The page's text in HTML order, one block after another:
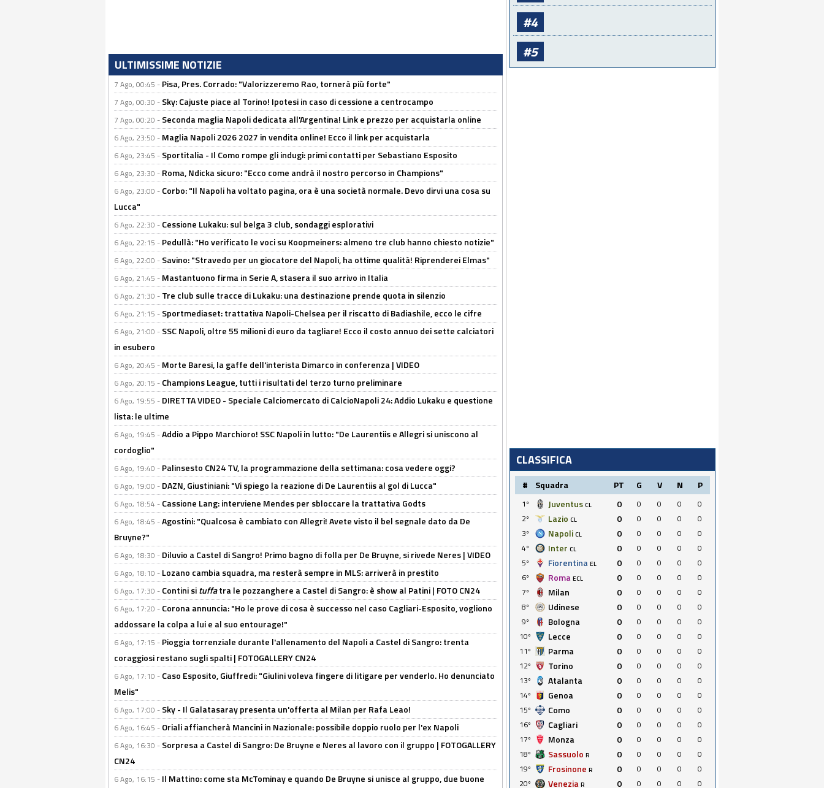
ULTIMISSIME NOTIZIE
7 Ago, 00:45 - Pisa, Pres. Corrado: "Valorizzeremo Rao, tornerà più forte"
7 Ago, 00:30 - Sky: Cajuste piace al Torino! Ipotesi in caso di cessione a centrocampo
7 Ago, 00:20 - Seconda maglia Napoli dedicata all'Argentina! Link e prezzo per acquistarla online
6 Ago, 23:50 - Maglia Napoli 2026 2027 in vendita online! Ecco il link per acquistarla
6 Ago, 23:45 - Sportitalia - Il Como rompe gli indugi: primi contatti per Sebastiano Esposito
6 Ago, 23:30 - Roma, Ndicka sicuro: "Ecco come andrà il nostro percorso in Champions"
6 Ago, 23:00 - Corbo: "Il Napoli ha voltato pagina, ora è una società normale. Devo dirvi una cosa su
Lucca"
6 Ago, 22:30 - Cessione Lukaku: sul belga 3 club, sondaggi esplorativi
6 Ago, 22:15 - Pedullà: "Ho verificato le voci su Koopmeiners: almeno tre club hanno chiesto notizie"
6 Ago, 22:00 - Savino: "Stravedo per un giocatore del Napoli, ha ottime qualità! Riprenderei Elmas"
6 Ago, 21:45 - Mastantuono firma in Serie A, stasera il suo arrivo in Italia
6 Ago, 21:30 - Tre club sulle tracce di Lukaku: una destinazione prende quota in silenzio
6 Ago, 21:15 - Sportmediaset: trattativa Napoli-Chelsea per il riscatto di Badiashile, ecco le cifre
6 Ago, 21:00 - SSC Napoli, oltre 55 milioni di euro da tagliare! Ecco il costo annuo dei sette calciatori
in esubero
6 Ago, 20:45 - Morte Baresi, la gaffe dell'interista Dimarco in conferenza | VIDEO
6 Ago, 20:15 - Champions League, tutti i risultati del terzo turno preliminare
6 Ago, 19:55 - DIRETTA VIDEO - Speciale Calciomercato di CalcioNapoli 24: Addio Lukaku e questione
lista: le ultime
6 Ago, 19:45 -Addio a Pippo Marchioro! SSC Napoli in lutto: "De Laurentiis e Allegri si uniscono al
cordoglio"
6 Ago, 19:40 - Palinsesto CN24 TV, la programmazione della settimana: cosa vedere oggi?
6 Ago, 19:00 - DAZN, Giustiniani: "Vi spiego la reazione di De Laurentiis al gol di Lucca"
6 Ago, 18:54 - Cassione Lang: interviene Mendes per sbloccare la trattativa Godts
6 Ago, 18:45 -Agostini: "Qualcosa è cambiato con Allegri! Avete visto il bel segnale dato da De
Bruyne?"
6 Ago, 18:30 - Diluvio a Castel di Sangro! Primo bagno di folla per De Bruyne, si rivede Neres | VIDEO
6 Ago, 18:10 - Lozano cambia squadra, ma resterà sempre in MLS: arriverà in prestito
6 Ago, 17:30 - Contini situffatra le pozzanghere a Castel di Sangro: è show al Patini | FOTO CN24
6 Ago, 17:20 - Corona annuncia: "Ho le prove di cosa è successo nel caso Cagliari-Esposito, vogliono
addossare la colpa a lui e al suo entourage!"
6 Ago, 17:15 - Pioggia torrenziale durante l'allenamento del Napoli a Castel di Sangro: trenta
coraggiosi restano sugli spalti | FOTOGALLERY CN24
6 Ago, 17:10 - Caso Esposito, Giuffredi: "Giulini voleva fingere di litigare per venderlo. Ho denunciato
Melis"
6 Ago, 17:00 - Sky - Il Galatasaray presenta un'offerta al Milan per Rafa Leao!
6 Ago, 16:45 - Oriali affiancherà Mancini in Nazionale: possibile doppio ruolo per l'ex Napoli
6 Ago, 16:30 - Sorpresa a Castel di Sangro: De Bruyne e Neres al lavoro con il gruppo | FOTOGALLERY
CN24
6 Ago, 16:15 - Il Mattino: come sta McTominay e quando De Bruyne si unisce al gruppo, due buone
#4
#5
CLASSIFICA
# Squadra PT G V N P
1º Juventus CL 0 0 0 0
0
2º
Lazio CL 0 0 0 0
0
3º
Napoli CL 0 0 0 0
0
4º
Inter CL 0 0 0 0
0
5º
Fiorentina EL 0 0 0 0
0
6º
Roma ECL 0 0 0 0
0
7º
Milan 0 0 0 0
0
8º
Udinese 0 0 0 0
0
9º
Bologna 0 0 0 0
0
10º
Lecce 0 0 0 0
0
11º
Parma 0 0 0 0
0
12º
Torino 0 0 0 0
0
13º
Atalanta 0 0 0 0
0
14º
Genoa 0 0 0 0
0
15º
Como 0 0 0 0
0
16º
Cagliari 0 0 0 0
0
17º
Monza 0 0 0 0
0
18º
Sassuolo R 0 0 0 0
0
19º
Frosinone R 0 0 0 0
0
20º
Venezia R 0 0 0 0 0